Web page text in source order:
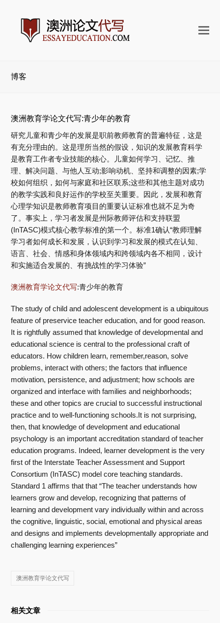
打
博客
澳洲教育学论文代写:青少年的教育
研究儿童和青少年的发展是职前教师教育的普遍特征，这是
有充分理由的。这是理所当然的假设，知识的发展教育科学
是教育工作者专业技能的核心。儿童如何学习、记忆、推
理、解决问题、与他人互动;影响动机、坚持和调整的因素;学
校如何组织，如何与家庭和社区联系;这些和其他主题对成功
的教学实践和良好运作的学校至关重要。因此，发展和教育
心理学知识是教师教育项目的重要认证标准也就不足为奇
了。事实上，学习者发展是州际教师评估和支持联盟
(InTASC)模式核心教学标准的第一个。标准1确认“教师理解
学习者如何成长和发展，认识到学习和发展的模式在认知、
语言、社会、情感和身体领域内和跨领域内各不相同，设计
和实施适合发展的、有挑战性的学习体验”
澳洲教育学论文代写:青少年的教育
The study of child and adolescent development is a ubiquitous
feature of preservice teacher education, and for good reason.
It is rightfully assumed that knowledge of developmental and
educational science is central to the professional craft of
educators. How children learn, remember,reason, solve
problems, interact with others; the factors that influence
motivation, persistence, and adjustment; how schools are
organized and interface with families and neighborhoods;
these and other topics are crucial to successful instructional
practice and to well-functioning schools.It is not surprising,
then, that knowledge of development and educational
psychology is an important accreditation standard of teacher
education programs. Indeed, learner development is the very
first of the Interstate Teacher Assessment and Support
Consortium (InTASC) model core teaching standards.
Standard 1 affirms that that “The teacher understands how
learners grow and develop, recognizing that patterns of
learning and development vary individually within and across
the cognitive, linguistic, social, emotional and physical areas
and designs and implements developmentally appropriate and
challenging learning experiences”
澳洲教育学论文代写
相关文章